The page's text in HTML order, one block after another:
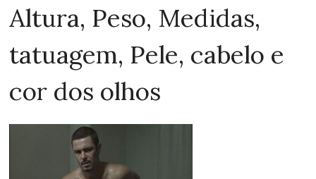
Altura, Peso, Medidas,
tatuagem, Pele, cabelo e
cor dos olhos